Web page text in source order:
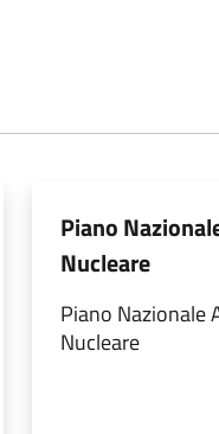
Piano
Nucleare
Piano Nazionale
Nucleare